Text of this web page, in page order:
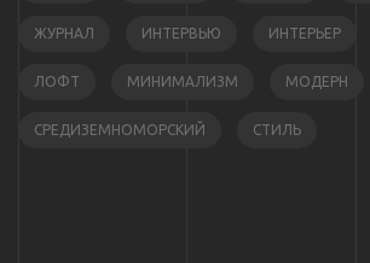
ЖУРНАЛ ИНТЕРВЬЮ ИНТЕРЬЕР
ЛОФТ МИНИМАЛИЗМ МОДЕРН
СРЕДИЗЕМНОМОРСКИЙ СТИЛЬ